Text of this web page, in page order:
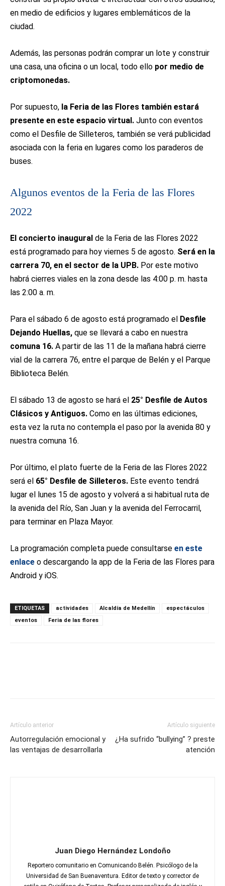
en medio de edificios y lugares emblemáticos de la
ciudad.
Además, las personas podrán comprar un lote y construir
una casa, una oficina o un local, todo ello por medio de
criptomonedas.
Por supuesto, la Feria de las Flores también estará
presente en este espacio virtual. Junto con eventos
como el Desfile de Silleteros, también se verá publicidad
asociada con la feria en lugares como los paraderos de
buses.
Algunos eventos de la Feria de las Flores
2022
El concierto inaugural de la Feria de las Flores 2022
está programado para hoy viernes 5 de agosto. Será en la
carrera 70, en el sector de la UPB. Por este motivo
habrá cierres viales en la zona desde las 4:00 p. m. hasta
las 2:00 a. m.
Para el sábado 6 de agosto está programado el Desfile
Dejando Huellas, que se llevará a cabo en nuestra
comuna 16. A partir de las 11 de la mañana habrá cierre
vial de la carrera 76, entre el parque de Belén y el Parque
Biblioteca Belén.
El sábado 13 de agosto se hará el 25° Desfile de Autos
Clásicos y Antiguos. Como en las últimas ediciones,
esta vez la ruta no contempla el paso por la avenida 80 y
nuestra comuna 16.
Por último, el plato fuerte de la Feria de las Flores 2022
será el 65° Desfile de Silleteros. Este evento tendrá
lugar el lunes 15 de agosto y volverá a si habitual ruta de
la avenida del Río, San Juan y la avenida del Ferrocarril,
para terminar en Plaza Mayor.
La programación completa puede consultarse en este
enlace o descargando la app de la Feria de las Flores para
Android y iOS.
ETIQUETAS actividades Alcaldía de Medellín
espectáculos
eventos
Feria de las flores
Artículo anterior
Autorregulación emocional y
las ventajas de desarrollarla
Artículo siguiente
¿Ha sufrido “bullying” ? preste
atención
Juan Diego Hernández Londoño
Reportero comunitario en Comunicando Belén. Psicólogo de la
Universidad de San Buenaventura. Editor de texto y corrector de